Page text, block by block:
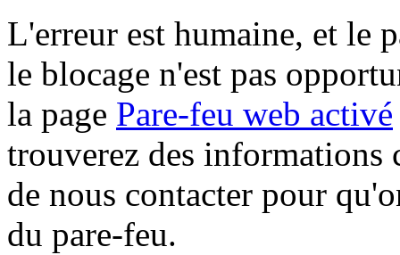
L'erreur est humaine, et le
le blocage n'est pas
la page Pare-feu web activé
trouverez des informations
de nous contacter pour
du pare-feu.